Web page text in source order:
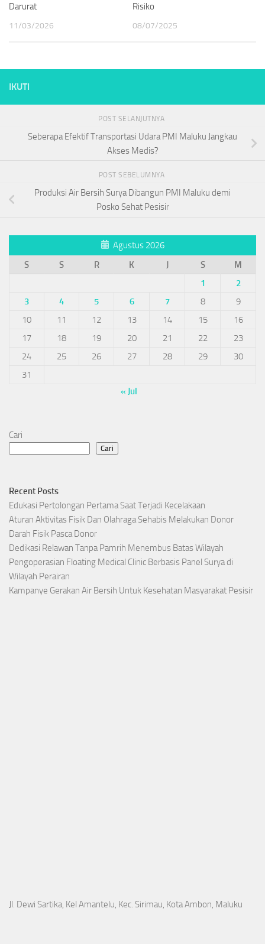
Darurat
11/03/2026
Risiko
08/07/2025
IKUTI
POST SELANJUTNYA
Seberapa Efektif Transportasi Udara PMI Maluku Jangkau
Akses Medis?
POST SEBELUMNYA
Produksi Air Bersih Surya Dibangun PMI Maluku demi
Posko Sehat Pesisir
Agustus 2026
S
S R K J S
M
1
2
3
4 5 6 7 8
9
10
11 12 13 14 15
16
17
18 19 20 21 22
23
24
25 26 27 28 29
30
31
« Jul
Cari
Cari
Recent Posts
Edukasi Pertolongan Pertama Saat Terjadi Kecelakaan
Aturan Aktivitas Fisik Dan Olahraga Sehabis Melakukan Donor
Darah Fisik Pasca Donor
Dedikasi Relawan Tanpa Pamrih Menembus Batas Wilayah
Pengoperasian Floating Medical Clinic Berbasis Panel Surya di
Wilayah Perairan
Kampanye Gerakan Air Bersih Untuk Kesehatan Masyarakat Pesisir
Jl. Dewi Sartika, Kel Amantelu, Kec. Sirimau, Kota Ambon, Maluku